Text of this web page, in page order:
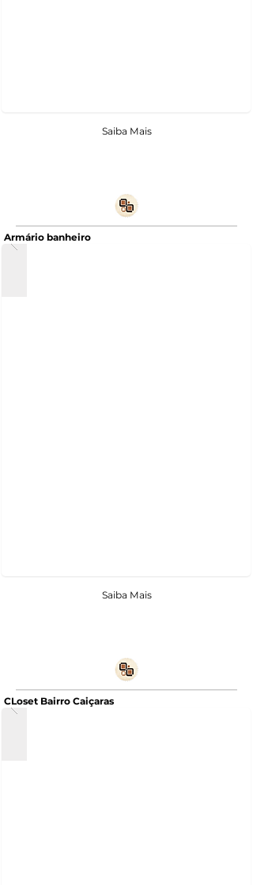
Saiba Mais
Armário banheiro
Saiba Mais
CLoset Bairro Caiçaras